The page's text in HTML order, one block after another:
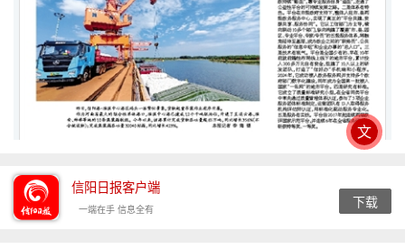
信阳日报客户端
一端在手 信息全有 下载
文